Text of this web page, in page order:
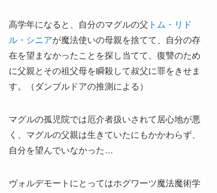
高学年になると、自分のマグルの父 トム・リド
ル・シニアが魔法使いの母親を捨てて、自分の存
在を望まなかったことを探し当てて、復讐のため
に父親とその祖父母を瞬殺して叔父に罪をきせま
す。（ダンブルドアの推測による）
マグルの孤児院では厄介者扱いされて居心地が悪
く、マグルの父親は生きていたにもかかわらず、
自分を望んでいなかった…
ヴォルデモートにとってはホグワーツ魔法魔術学